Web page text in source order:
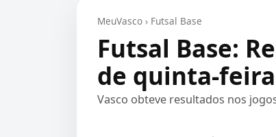
MeuVasco › Futsal Base
Futsal Base:
de quinta-
Vasco obteve resultados nos